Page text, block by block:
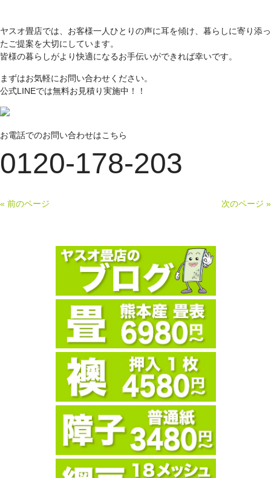
ヤスオ畳店では、お客様一人ひとりの声に耳を傾け、暮らしに寄り添っ
たご提案を大切にしています。
皆様の暮らしがより快適になるお手伝いができれば幸いです。
まずはお気軽にお問い合わせください。
公式LINEでは無料お見積り実施中！！
お電話でのお問い合わせはこちら
0120-178-203
« 前のページ 次のページ »